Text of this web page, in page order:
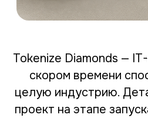
Tokenize Diamonds —
скором времени
целую индустрию.
проект на этапе